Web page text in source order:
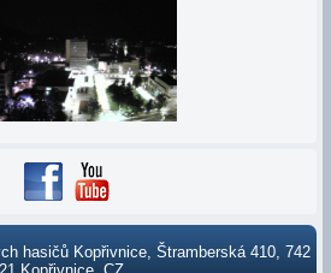
hasičů Kopřivnice, Štramberská 410, 742